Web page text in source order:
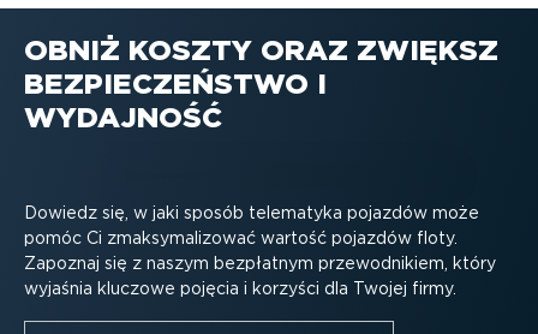
OBNIŻ KOSZTY ORAZ ZWIĘKSZ
BEZPIE­CZEŃSTWO I
WYDAJNOŚĆ
Dowiedz się, w jaki sposób telematyka pojazdów może
pomóc Ci zmaksy­ma­li­zować wartość pojazdów floty.
Zapoznaj się z naszym bezpłatnym przewod­nikiem, który
wyjaśnia kluczowe pojęcia i korzyści dla Twojej firmy.